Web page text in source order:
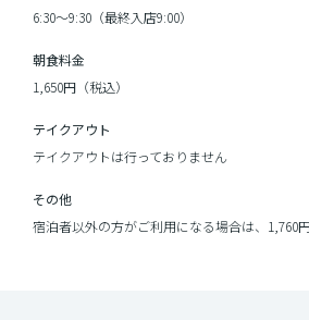
6:30～9:30（最終入店9:00）
朝食料金
1,650円（税込）
テイクアウト
テイクアウトは行っておりません
その他
宿泊者以外の方がご利用になる場合は、1,760円